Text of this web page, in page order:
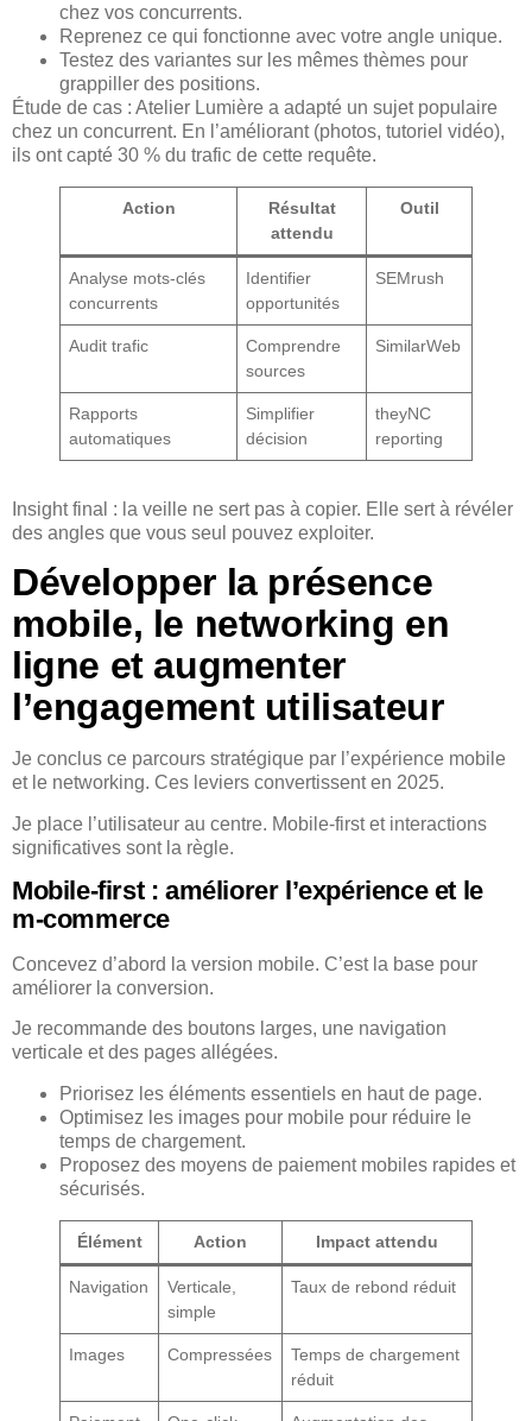
chez vos concurrents.
Reprenez ce qui fonctionne avec votre angle unique.
Testez des variantes sur les mêmes thèmes pour
grappiller des positions.
Étude de cas : Atelier Lumière a adapté un sujet populaire
chez un concurrent. En l’améliorant (photos, tutoriel vidéo),
ils ont capté 30 % du trafic de cette requête.
Action
Résultat
attendu
Outil
Analyse mots-clés
concurrents
Identifier
opportunités
SEMrush
Audit trafic
Comprendre
sources
SimilarWeb
Rapports
automatiques
Simplifier
décision
theyNC
reporting
Insight final : la veille ne sert pas à copier. Elle sert à révéler
des angles que vous seul pouvez exploiter.
Développer la présence
mobile, le networking en
ligne et augmenter
l’engagement utilisateur
Je conclus ce parcours stratégique par l’expérience mobile
et le networking. Ces leviers convertissent en 2025.
Je place l’utilisateur au centre. Mobile-first et interactions
significatives sont la règle.
Mobile-first : améliorer l’expérience et le
m-commerce
Concevez d’abord la version mobile. C’est la base pour
améliorer la conversion.
Je recommande des boutons larges, une navigation
verticale et des pages allégées.
Priorisez les éléments essentiels en haut de page.
Optimisez les images pour mobile pour réduire le
temps de chargement.
Proposez des moyens de paiement mobiles rapides et
sécurisés.
Élément Action Impact attendu
Navigation
Verticale,
simple
Taux de rebond réduit
Images Compressées
Temps de chargement
réduit